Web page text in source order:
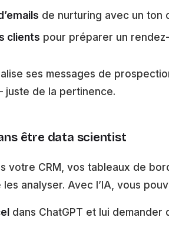
de nurturing avec un ton
clients pour préparer un
ses messages de
juste de la pertinence.
être data scientist
votre CRM, vos tableaux de
analyser. Avec l’IA, vous
dans ChatGPT et lui demander